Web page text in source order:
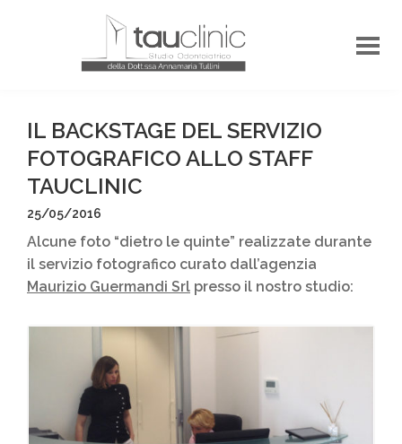
IL BACKSTAGE DEL SERVIZIO
FOTOGRAFICO ALLO STAFF
TAUCLINIC
25/05/2016
Alcune foto “dietro le quinte” realizzate durante
il servizio fotografico curato dall’agenzia
Maurizio Guermandi Srl presso il nostro studio: